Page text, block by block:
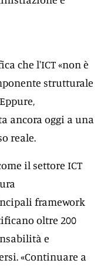
che l'ICT «non è
strutturale
ancora oggi a una
reale.
il settore ICT
framework
oltre 200
e
«Continuare a